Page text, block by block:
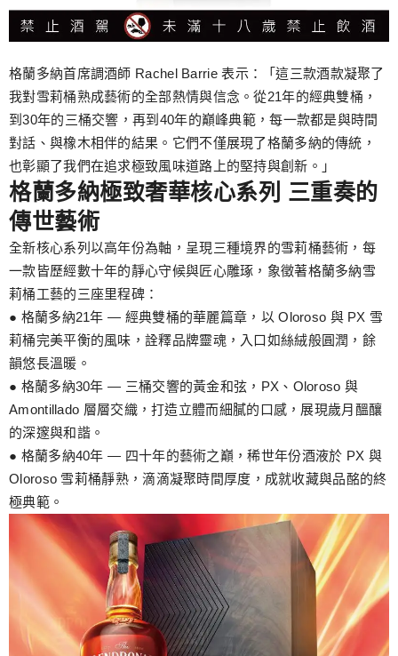
格蘭多納首席調酒師 Rachel Barrie 表示：「這三款酒款凝聚了
我對雪莉桶熟成藝術的全部熱情與信念。從21年的經典雙桶，
到30年的三桶交響，再到40年的巔峰典範，每一款都是與時間
對話、與橡木相伴的結果。它們不僅展現了格蘭多納的傳統，
也彰顯了我們在追求極致風味道路上的堅持與創新。」
格蘭多納極致奢華核心系列 三重奏的
傳世藝術
全新核心系列以高年份為軸，呈現三種境界的雪莉桶藝術，每
一款皆歷經數十年的靜心守候與匠心雕琢，象徵著格蘭多納雪
莉桶工藝的三座里程碑：
● 格蘭多納21年 — 經典雙桶的華麗篇章，以 Oloroso 與 PX 雪
莉桶完美平衡的風味，詮釋品牌靈魂，入口如絲絨般圓潤，餘
韻悠長溫暖。
● 格蘭多納30年 — 三桶交響的黃金和弦，PX、Oloroso 與
Amontillado 層層交織，打造立體而細膩的口感，展現歲月醞釀
的深邃與和諧。
● 格蘭多納40年 — 四十年的藝術之巔，稀世年份酒液於 PX 與
Oloroso 雪莉桶靜熟，滴滴凝聚時間厚度，成就收藏與品酩的終
極典範。